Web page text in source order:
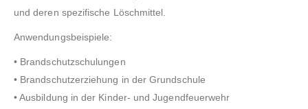
und deren spezifische Löschmittel.
Anwendungsbeispiele:
• Brandschutzschulungen
• Brandschutzerziehung in der Grundschule
• Ausbildung in der Kinder- und Jugendfeuerwehr